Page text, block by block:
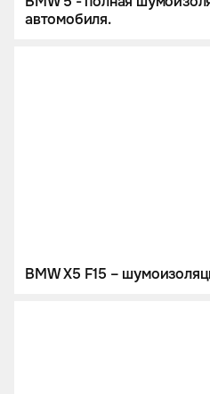
автомобиля.
BMW X5 F15 –